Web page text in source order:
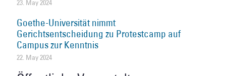
23. May 2024
Goethe-Universität nimmt
Gerichtsentscheidung zu Protestcamp auf
Campus zur Kenntnis
22. May 2024